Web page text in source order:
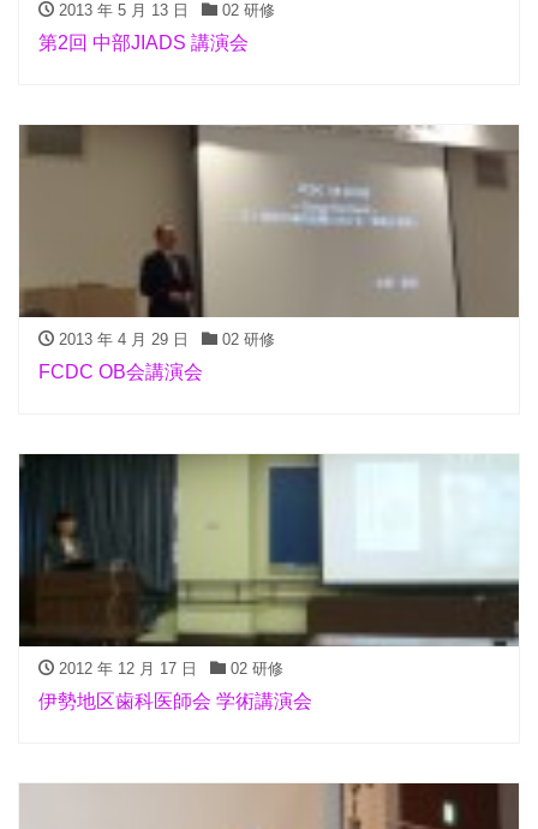
2013 年 5 月 13 日 02 研修
第2回 中部JIADS 講演会
2013 年 4 月 29 日 02 研修
FCDC OB会講演会
2012 年 12 月 17 日 02 研修
伊勢地区歯科医師会 学術講演会